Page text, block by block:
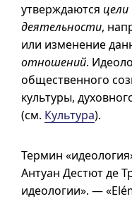
утверждаются цели
деятельности,
или изменение
отношений.
общественного
культуры,
(см. Культура).
Термин
Антуан Дестют де
идеологии». —